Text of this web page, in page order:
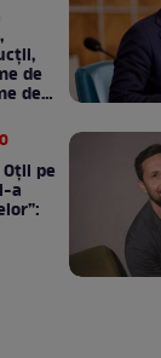
de
de
pe
a